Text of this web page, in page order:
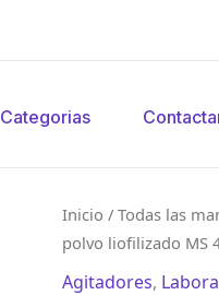
Categorias
Inicio /Todas las
polvo liofilizado MS
Agitadores,